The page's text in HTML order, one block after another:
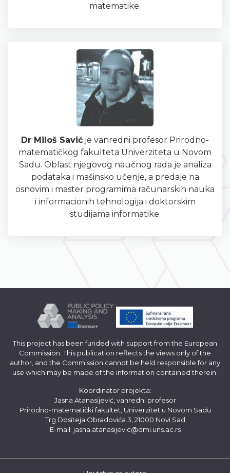
matematike.
Dr Miloš Savić je vanredni profesor Prirodno-
matematičkog fakulteta Univerziteta u Novom
Sadu. Oblast njegovog naučnog rada je analiza
podataka i mašinsko učenje, a predaje na
osnovim i master programima računarskih nauka
i informacionih tehnologija i doktorskim
studijama informatike.
This project has been funded with support from the European
Commission. This publication reflects the views only of the
author, and the Commission cannot be held responsible for any
use which may be made of the information contained therein.
Koordinator projekta:
Jasna Atanasijević, vanredni profesor
Prirodno-matematički fakultet, Univerzitet u Novom Sadu
Trg Dositeja Obradovića 3, 21000 Novi Sad
E-mail: jasna.atanasijevic@dmi.uns.ac.rs